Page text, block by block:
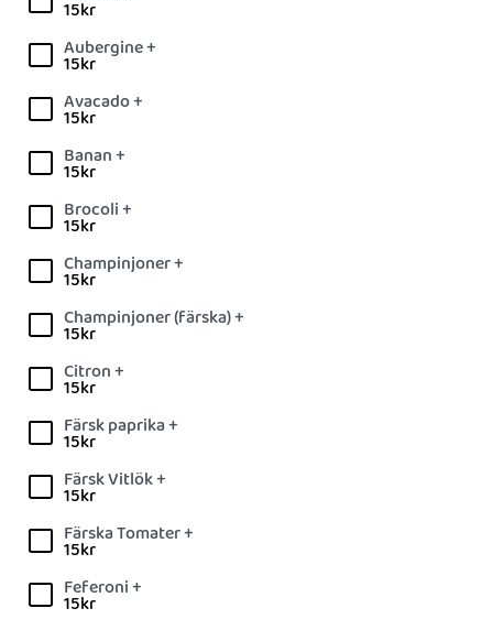
15kr
Aubergine +
15kr
Avacado +
15kr
Banan +
15kr
Brocoli +
15kr
Champinjoner +
15kr
Champinjoner (färska) +
15kr
Citron +
15kr
Färsk paprika +
15kr
Färsk Vitlök +
15kr
Färska Tomater +
15kr
Feferoni +
15kr